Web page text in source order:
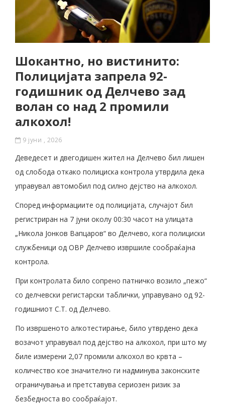
Шокантно, но вистинито:
Полицијата запрела 92-
годишник од Делчево зад
волан со над 2 промили
алкохол!
9 јуни , 2026
Деведесет и двегодишен жител на Делчево бил лишен
од слобода откако полициска контрола утврдила дека
управувал автомобил под силно дејство на алкохол.
Според информациите од полицијата, случајот бил
регистриран на 7 јуни околу 00:30 часот на улицата
„Никола Јонков Вапцаров“ во Делчево, кога полициски
службеници од ОВР Делчево извршиле сообраќајна
контрола.
При контролата било сопрено патничко возило „пежо“
со делчевски регистарски таблички, управувано од 92-
годишниот С.Т. од Делчево.
По извршеното алкотестирање, било утврдено дека
возачот управувал под дејство на алкохол, при што му
биле измерени 2,07 промили алкохол во крвта –
количество кое значително ги надминува законските
ограничувања и претставува сериозен ризик за
безбедноста во сообраќајот.